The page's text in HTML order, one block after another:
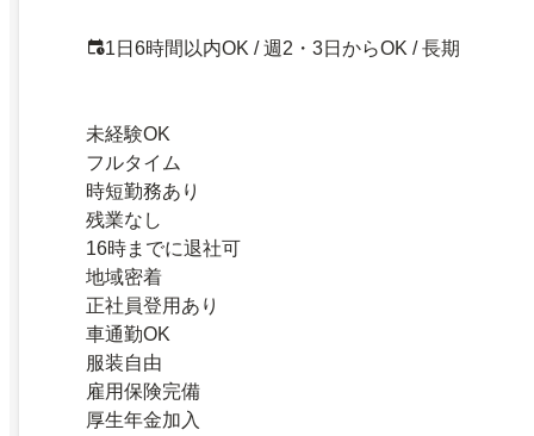
1日6時間以内OK / 週2・3日からOK / 長期
未経験OK
フルタイム
時短勤務あり
残業なし
16時までに退社可
地域密着
正社員登用あり
車通勤OK
服装自由
雇用保険完備
厚生年金加入